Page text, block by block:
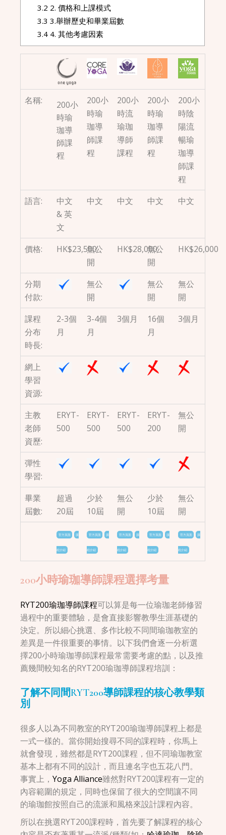
3.2 2. 價格和上課模式
3.3 3.舉辦歷史和畢業屆數
3.4 4. 其他考慮因素
名稱:
200小
時瑜
珈導
師課
程
200小
時瑜
珈導
師課
程
200小
時流
瑜珈
導師
課程
200小
時瑜
珈導
師課
程
200小
時陰
陽流
暢瑜
珈導
師課
程
語言:
中文
& 英
文
中文 中文 中文 中文
價格: HK$23,500
無公
開
HK$28,000
無公
開
HK$26,000
分期
付款:
無公
開
無公
開
無公
開
課程
分布
時長:
2-3個
月
3-4個
月
3個月
16個
月
3個月
網上
學習
資源:
主教
老師
資歷:
ERYT-
500
ERYT-
500
ERYT-
500
ERYT-
200
無公
開
彈性
學習:
畢業
屆數:
超過
20屆
少於
10屆
無公
開
少於
10屆
無公
開
官方頁面 課
程介紹
官方頁面 課
程介紹
官方頁面 課
程介紹
官方頁面 課
程介紹
官方頁面 課
程介紹
200小時瑜珈導師課程選擇考量
RYT200瑜珈導師課程可以算是每一位瑜珈老師修習
過程中的重要體驗，是會直接影響教學生涯基礎的
決定。所以細心挑選、多作比較不同間瑜珈教室的
差異是一件很重要的事情。以下我們會逐一分析選
擇200小時瑜珈導師課程最常需要考慮的點，以及推
薦幾間較知名的RYT200瑜珈導師課程培訓：
了解不同間RYT200導師課程的核心教學類
別
很多人以為不同教室的RYT200瑜珈導師課程上都是
一式一樣的。當你開始搜尋不同的課程時，你馬上
就會發現，雖然都是RYT200課程，但不同瑜珈教室
基本上都有不同的設計，而且連名字也五花八門。
事實上，Yoga Alliance雖然對RYT200課程有一定的
內容範圍的規定，同時也保留了很大的空間讓不同
的瑜珈館按照自己的流派和風格來設計課程內容。
所以在挑選RYT200課程時，首先要了解課程的核心